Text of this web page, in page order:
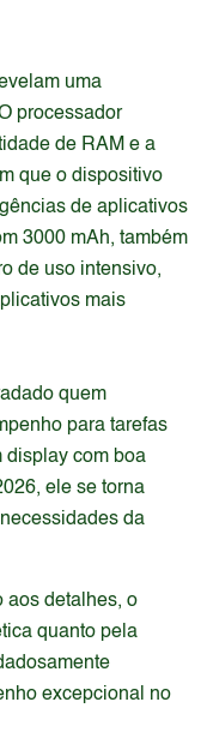
uma
processador
de RAM e a
que o dispositivo
de aplicativos
3000 mAh, também
de uso intensivo,
mais
quem
para tarefas
display com boa
ele se torna
da
aos detalhes, o
quanto pela
excepcional no